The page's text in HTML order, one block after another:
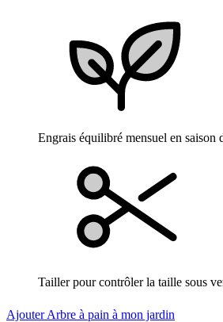
Engrais équilibré mensuel en saison
Tailler pour contrôler la taille sous
Ajouter Arbre à pain à mon jardin